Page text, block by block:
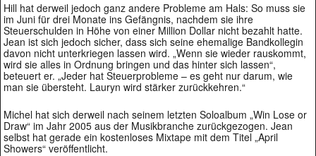
Hill hat derweil jedoch ganz andere Probleme am Hals: So muss sie
im Juni für drei Monate ins Gefängnis, nachdem sie ihre
Steuerschulden in Höhe von einer Million Dollar nicht bezahlt hatte.
Jean ist sich jedoch sicher, dass sich seine ehemalige Bandkollegin
davon nicht unterkriegen lassen wird. „Wenn sie wieder rauskommt,
wird sie alles in Ordnung bringen und das hinter sich lassen“,
beteuert er. „Jeder hat Steuerprobleme – es geht nur darum, wie
man sie übersteht. Lauryn wird stärker zurückkehren.“
Michel hat sich derweil nach seinem letzten Soloalbum „Win Lose or
Draw“ im Jahr 2005 aus der Musikbranche zurückgezogen. Jean
selbst hat gerade ein kostenloses Mixtape mit dem Titel „April
Showers“ veröffentlicht.